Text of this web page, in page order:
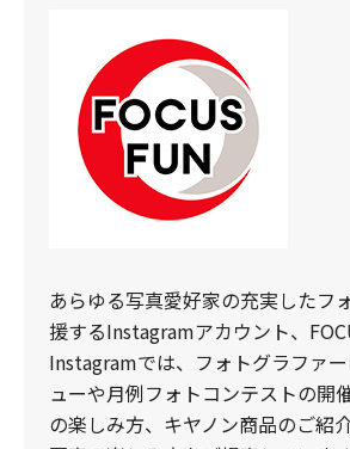
あらゆる写真愛好家の充実したフ
援するInstagramアカウント、
Instagramでは、フォトグラファ
ューや月例フォトコンテストの開
の楽しみ方、キヤノン商品のご紹